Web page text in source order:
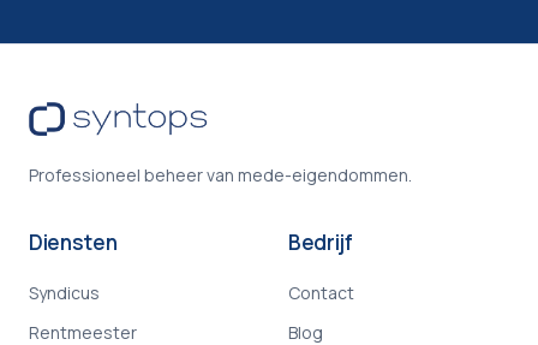
Professioneel beheer van mede-eigendommen.
Diensten
Syndicus
Rentmeester
Bedrijf
Contact
Blog